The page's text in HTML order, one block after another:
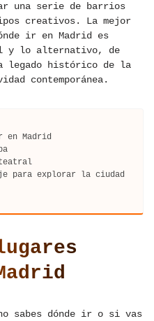
una serie de barrios
creativos. La mejor
ir en Madrid es
y lo alternativo, de
legado histórico de la
contemporánea.
en Madrid
para explorar la ciudad
sabes dónde ir o si vas